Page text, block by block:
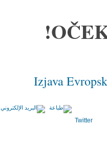
Izjava
Twitter